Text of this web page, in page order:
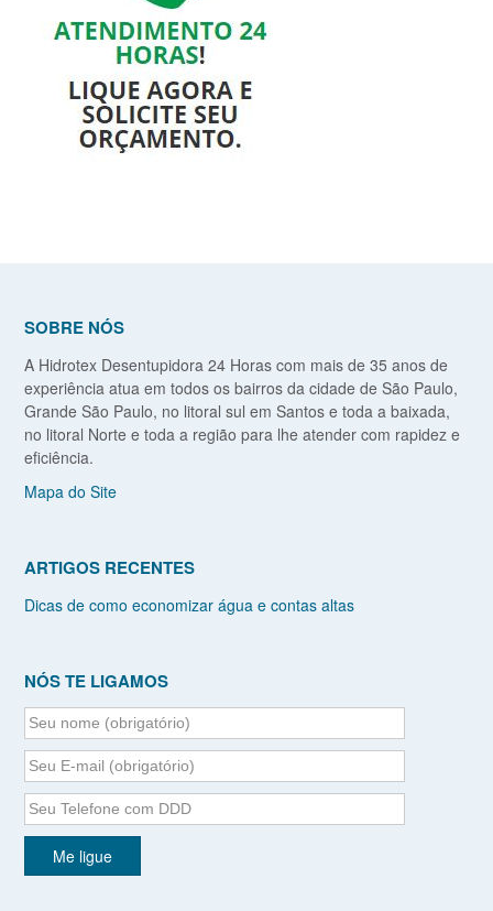
SOBRE NÓS
A Hidrotex Desentupidora 24 Horas com mais de 35 anos de
experiência atua em todos os bairros da cidade de São Paulo,
Grande São Paulo, no litoral sul em Santos e toda a baixada,
no litoral Norte e toda a região para lhe atender com rapidez e
eficiência.
Mapa do Site
ARTIGOS RECENTES
Dicas de como economizar água e contas altas
NÓS TE LIGAMOS